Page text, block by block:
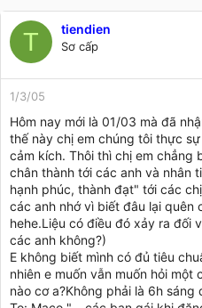
T tiendien
Sơ cấp
1/3/05
Hôm nay mới là 01/03 mà đã
thế này chị em chúng tôi thực
cảm kích. Thôi thì chị em chẳng
chân thành tới các anh và nhân
hạnh phúc, thành đạt" tới các
các anh nhớ vì biết đâu lại quên
hehe.Liệu có điều đó xảy ra đối
các anh không?)
E không biết mình có đủ tiêu
nhiên e muốn vẫn muốn hỏi
nào cơ a?Không phải là 6h sáng